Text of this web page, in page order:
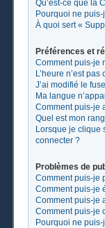
Qu’est-ce que la
Pourquoi ne puis-
À quoi sert «
Préférences et
Comment puis-je
L’heure n’est pas
J’ai modifié le
Ma langue
Comment puis-je
Quel est mon
Lorsque je clique
connecter ?
Problèmes de
Comment puis-je
Comment puis-je
Comment puis-je
Comment puis-je
Pourquoi ne